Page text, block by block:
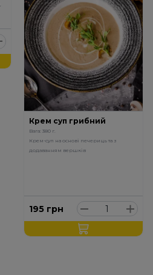
Крем суп грибний
Вага: 380 г.
Крем-суп на основі печериць та з
додаванням вершків
195 грн